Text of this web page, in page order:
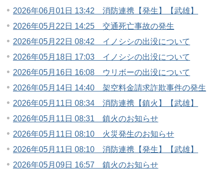
2026年06月01日 13:42 消防連携【発生】【武雄】
2026年05月22日 14:25 交通死亡事故の発生
2026年05月22日 08:42 イノシシの出没について
2026年05月18日 17:03 イノシシの出没について
2026年05月16日 16:08 ウリボーの出没について
2026年05月14日 14:40 架空料金請求詐欺事件の発生
2026年05月11日 08:34 消防連携【鎮火】【武雄】
2026年05月11日 08:31 鎮火のお知らせ
2026年05月11日 08:10 火災発生のお知らせ
2026年05月11日 08:10 消防連携【発生】【武雄】
2026年05月09日 16:57 鎮火のお知らせ